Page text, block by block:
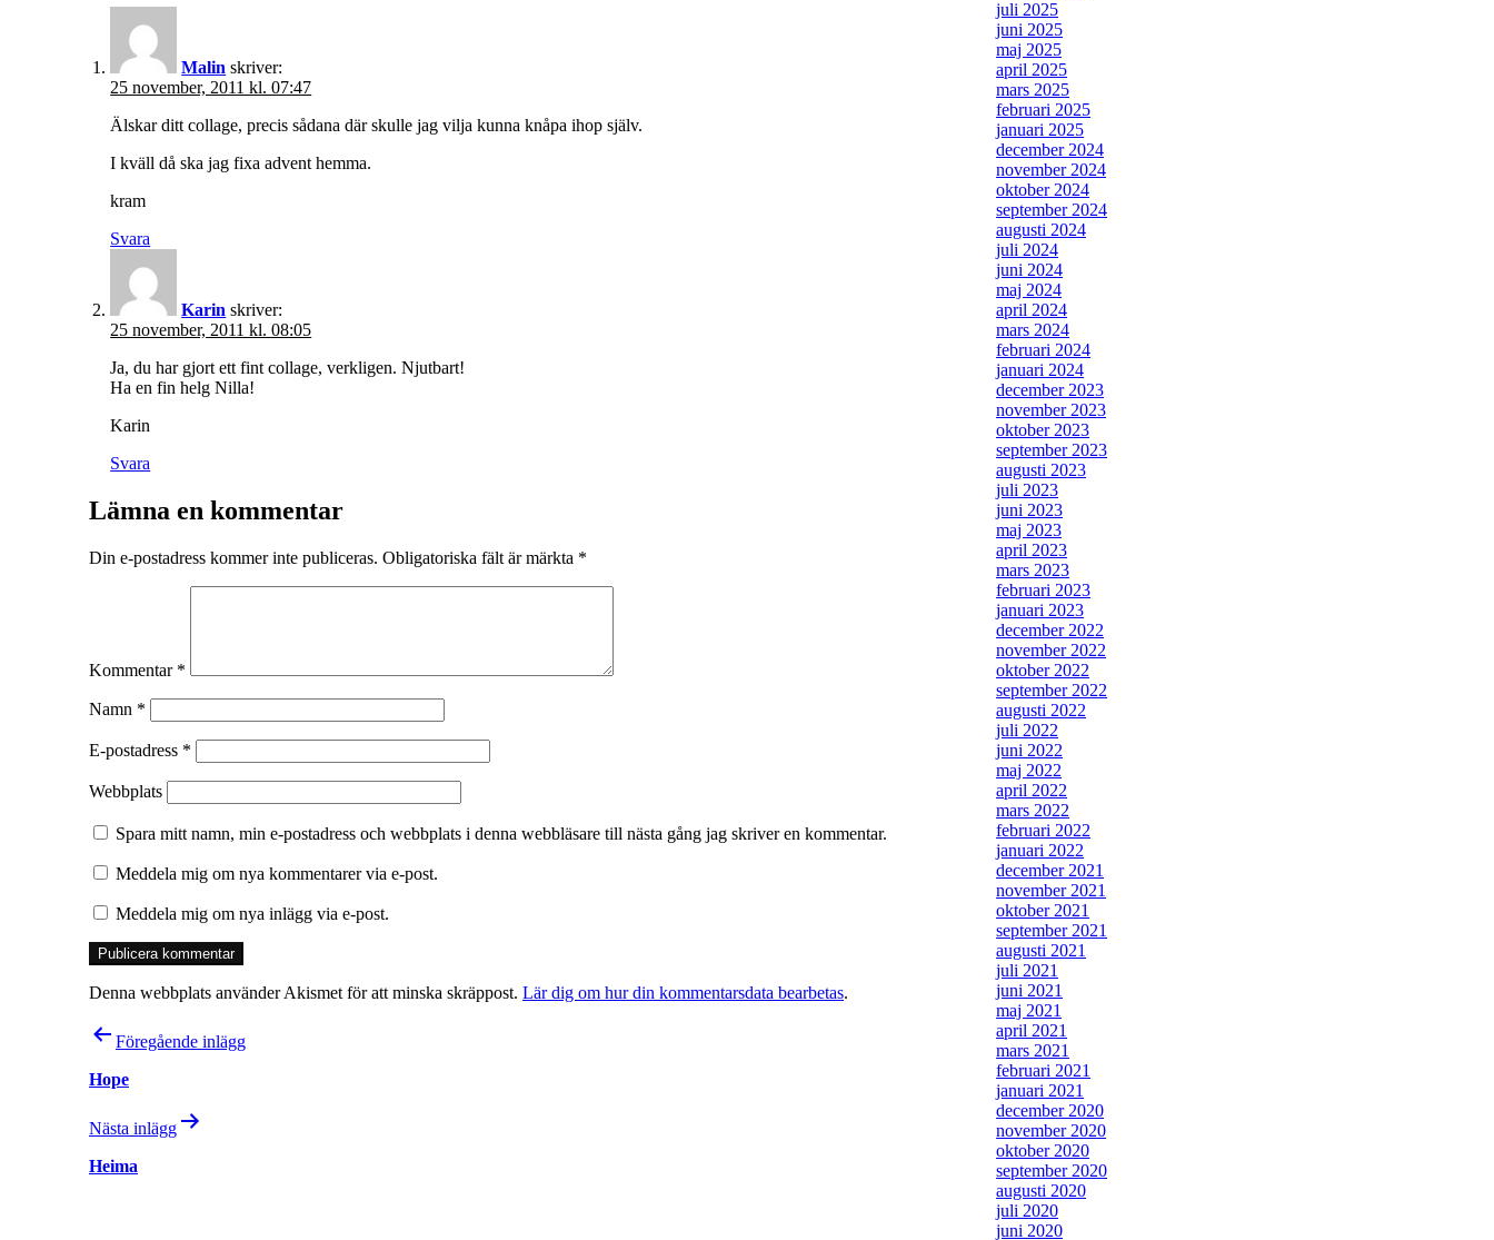
Malin skriver:
25 november, 2011 kl. 07:47
Älskar ditt collage, precis sådana där skulle jag vilja kunna knåpa ihop själv.
I kväll då ska jag fixa advent hemma.
kram
Svara
Karin skriver:
25 november, 2011 kl. 08:05
Ja, du har gjort ett fint collage, verkligen. Njutbart!
Ha en fin helg Nilla!
Karin
Svara
Lämna en kommentar
Din e-postadress kommer inte publiceras. Obligatoriska fält är märkta *
Kommentar *
Namn *
E-postadress *
Webbplats
Spara mitt namn, min e-postadress och webbplats i denna webbläsare till nästa gång jag skriver en kommentar.
Meddela mig om nya kommentarer via e-post.
Meddela mig om nya inlägg via e-post.
Denna webbplats använder Akismet för att minska skräppost. Lär dig om hur din kommentarsdata bearbetas.
Inläggsnavigering
Föregående inlägg
Hope
Nästa inlägg
Heima
juli 2025
juni 2025
maj 2025
april 2025
mars 2025
februari 2025
januari 2025
december 2024
november 2024
oktober 2024
september 2024
augusti 2024
juli 2024
juni 2024
maj 2024
april 2024
mars 2024
februari 2024
januari 2024
december 2023
november 2023
oktober 2023
september 2023
augusti 2023
juli 2023
juni 2023
maj 2023
april 2023
mars 2023
februari 2023
januari 2023
december 2022
november 2022
oktober 2022
september 2022
augusti 2022
juli 2022
juni 2022
maj 2022
april 2022
mars 2022
februari 2022
januari 2022
december 2021
november 2021
oktober 2021
september 2021
augusti 2021
juli 2021
juni 2021
maj 2021
april 2021
mars 2021
februari 2021
januari 2021
december 2020
november 2020
oktober 2020
september 2020
augusti 2020
juli 2020
juni 2020